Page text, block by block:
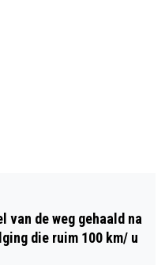
ROCKSTER?
TERUG,
van de weg gehaald na
die ruim 100 km/ u